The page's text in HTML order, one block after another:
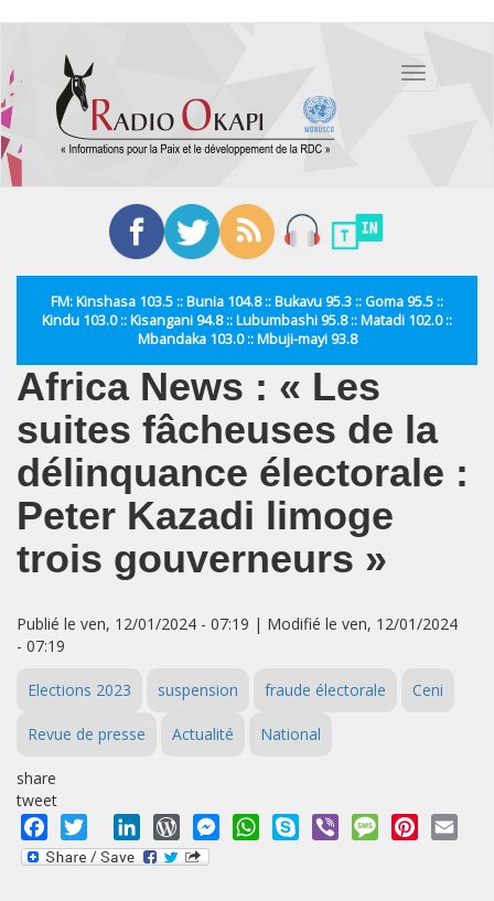
contenu
principal
Toggle
FM: Kinshasa 103.5 :: Bunia 104.8 :: Bukavu 95.3 :: Goma 95.5 ::
Kindu 103.0 :: Kisangani 94.8 :: Lubumbashi 95.8 :: Matadi 102.0 ::
Mbandaka 103.0 :: Mbuji-mayi 93.8
Africa News : « Les
suites fâcheuses de la
délinquance électorale :
Peter Kazadi limoge
trois gouverneurs »
Publié le ven, 12/01/2024 - 07:19 | Modifié le ven, 12/01/2024
- 07:19
Elections 2023 suspension fraude électorale Ceni
Revue de presse Actualité National
share
tweet
Facebook
Twitter LinkedInWordPressMessengerWhatsApp
Skype Viber MessagePinterest